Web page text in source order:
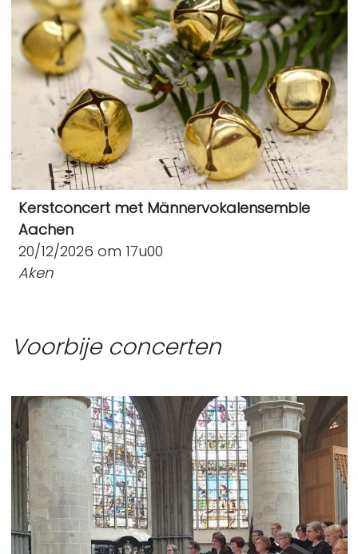
Kerstconcert met Männervokalensemble
Aachen
20/12/2026 om 17u00
Aken
Voorbije concerten